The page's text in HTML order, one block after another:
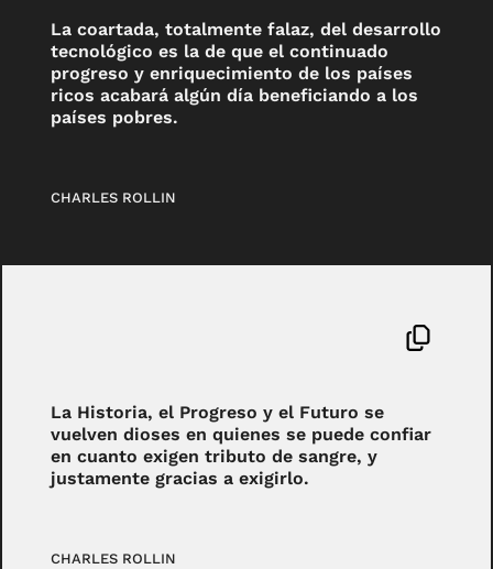
La coartada, totalmente falaz, del desarrollo
tecnológico es la de que el continuado
progreso y enriquecimiento de los países
ricos acabará algún día beneficiando a los
países pobres.
CHARLES ROLLIN
La Historia, el Progreso y el Futuro se
vuelven dioses en quienes se puede confiar
en cuanto exigen tributo de sangre, y
justamente gracias a exigirlo.
CHARLES ROLLIN